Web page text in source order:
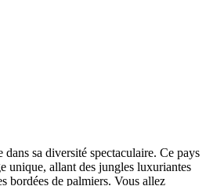
dans sa diversité spectaculaire. Ce pays
unique, allant des jungles luxuriantes
bordées de palmiers. Vous allez